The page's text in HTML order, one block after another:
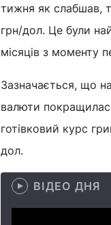
тижня як слабшав,
грн/дол. Це були
місяців з моменту
Зазначається, що
валюти
готівковий курс
дол.
ВІДЕО ДНЯ